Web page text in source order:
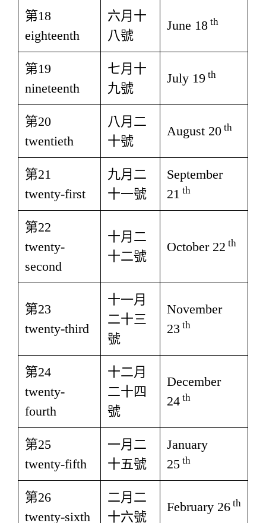
第18
eighteenth
六月十
八號
June 18 th
第19
nineteenth
七月十
九號
July 19 th
第20
twentieth
八月二
十號
August 20 th
第21
twenty-first
九月二
十一號
September
21 th
第22
twenty-
second
十月二
十二號
October 22 th
第23
twenty-third
十一月
二十三
號
November
23 th
第24
twenty-
fourth
十二月
二十四
號
December
24 th
第25
twenty-fifth
一月二
十五號
January
25 th
第26
twenty-sixth
二月二
十六號
February 26 th